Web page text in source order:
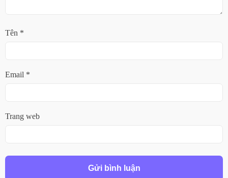
Tên *
Email *
Trang web